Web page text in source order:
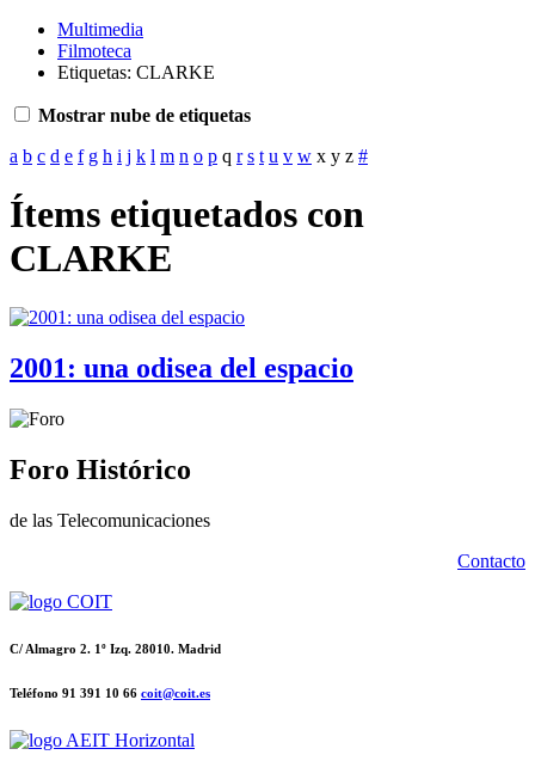
Multimedia
Filmoteca
Etiquetas: CLARKE
Mostrar nube de etiquetas
a b c d e f g h i j k l m n o p q r s t u v w x y z #
Ítems etiquetados con
CLARKE
2001: una odisea del espacio
Foro Histórico
de las Telecomunicaciones
Contacto
C/ Almagro 2. 1º Izq. 28010. Madrid
Teléfono 91 391 10 66 coit@coit.es